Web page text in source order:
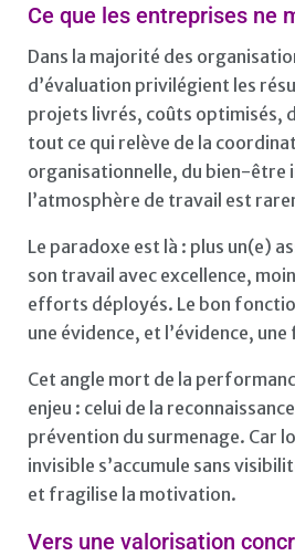
Ce que les entreprises ne
Dans la majorité des
d’évaluation privilégient les
projets livrés, coûts optimisés,
tout ce qui relève de la
organisationnelle, du bien-être
l’atmosphère de travail est
Le paradoxe est là : plus un(e)
son travail avec excellence,
efforts déployés. Le bon
une évidence, et l’évidence,
Cet angle mort de la
enjeu : celui de la
prévention du surmenage. Car
invisible s’accumule sans
et fragilise la motivation.
Vers une valorisation